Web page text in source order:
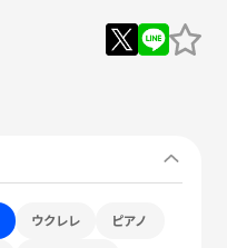
ウクレレ ピアノ